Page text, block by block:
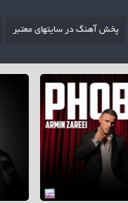
پخش آهنگ در سایتهای معتبر